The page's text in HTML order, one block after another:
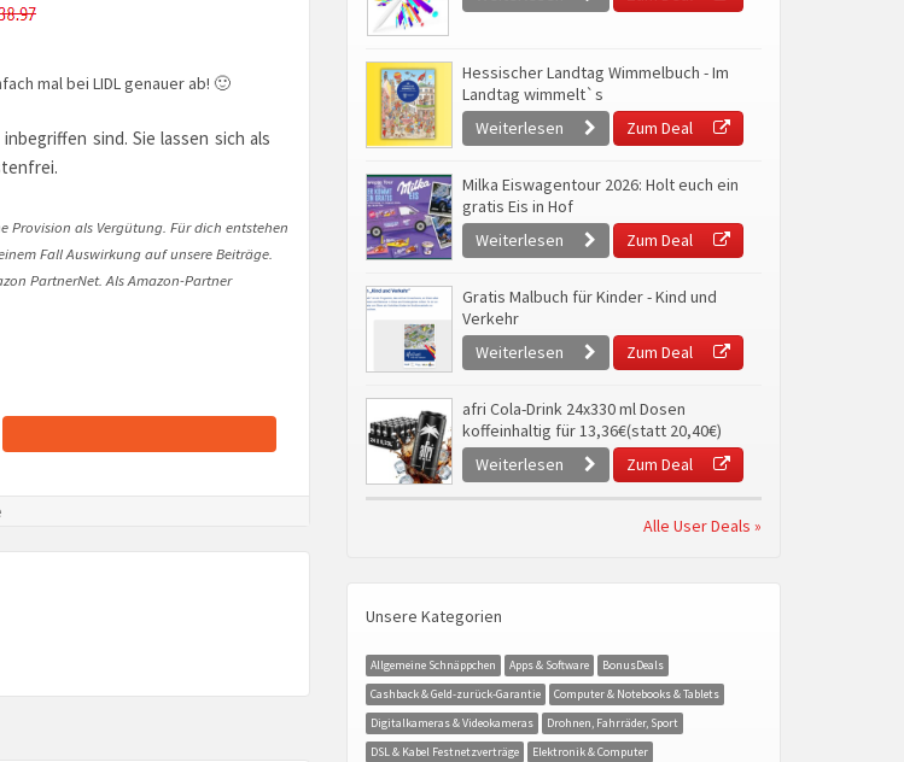
mal bei LIDL genauer ab! 🙂
sind. Sie lassen sich als
Provision als Vergütung. Für dich entstehen
Fall Auswirkung auf unsere Beiträge.
PartnerNet. Als Amazon-Partner
Hessischer Landtag Wimmelbuch - Im
Landtag wimmelt`s
Weiterlesen
Zum Deal
Milka Eiswagentour 2026: Holt euch ein
gratis Eis in Hof
Weiterlesen
Zum Deal
Gratis Malbuch für Kinder - Kind und
Verkehr
Weiterlesen
Zum Deal
afri Cola-Drink 24x330 ml Dosen
koffeinhaltig für 13,36€(statt 20,40€)
Weiterlesen
Zum Deal
Alle User Deals »
Unsere Kategorien
Allgemeine Schnäppchen Apps & Software
BonusDeals
Cashback & Geld-zurück-Garantie
Computer & Notebooks & Tablets
Digitalkameras & Videokameras
Drohnen, Fahrräder, Sport
DSL & Kabel Festnetzverträge
Elektronik & Computer